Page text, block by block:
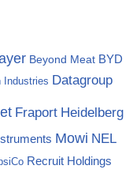
Beyond Meat BYD
Industries Datagroup
Fraport Heidelberg
Mowi NEL
Recruit Holdings